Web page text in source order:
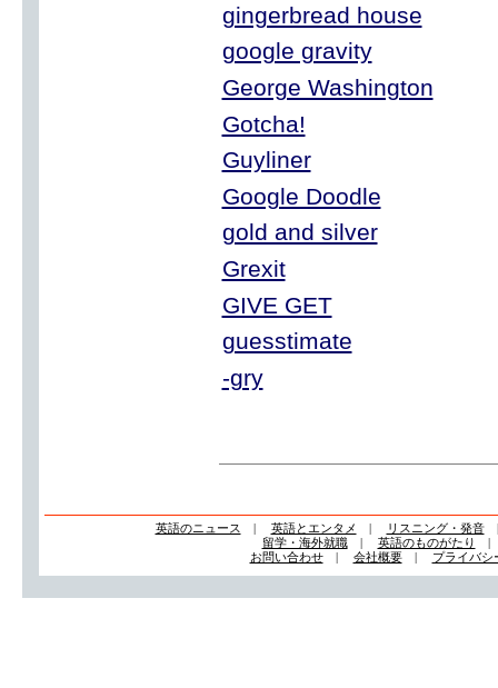
gingerbread house
google gravity
George Washington
Gotcha!
Guyliner
Google Doodle
gold and silver
Grexit
GIVE GET
guesstimate
-gry
英語のニュース | 英語とエンタメ | リスニング・発音
留学・海外就職| 英語のものがたり
お問い合わせ| 会社概要| プライバシ